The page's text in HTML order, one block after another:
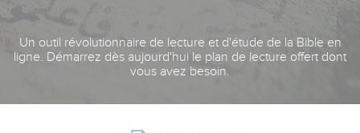
Un outil révolutionnaire de lecture et d'étude de la Bible en
ligne. Démarrez dès aujourd'hui le plan de lecture offert dont
vous avez besoin.